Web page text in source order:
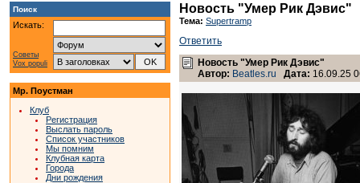
Поиск
Искать:
Советы
Vox populi
Мр. Поустман
Клуб
Регистрация
Выслать пароль
Список участников
Мы помним
Клубная карта
Города
Дни рождения
Новость "Умер Рик Дэвис"
Тема: Supertramp
Ответить
Новость "Умер Рик Дэвис"
Автор: Beatles.ru Дата: 16.09.25